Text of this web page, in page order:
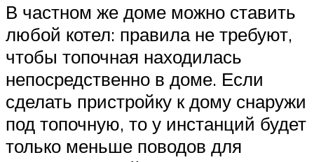
В частном же доме можно ставить
любой котел: правила не требуют,
чтобы топочная находилась
непосредственно в доме. Если
сделать пристройку к дому снаружи
под топочную, то у инстанций будет
только меньше поводов для